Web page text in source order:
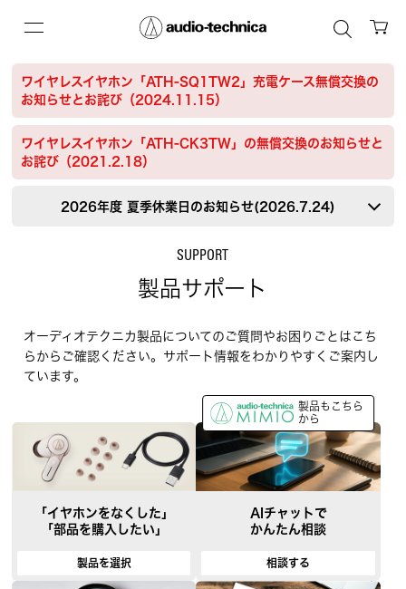
SUPPORT
製品サポート
ワイヤレスイヤホン「ATH-SQ1TW2」充電ケース無償交換の
お知らせとお詫び（2024.11.15）
ワイヤレスイヤホン「ATH-CK3TW」の無償交換のお知らせと
お詫び（2021.2.18）
2026年度 夏季休業日のお知らせ(2026.7.24)
オーディオテクニカ製品についてのご質問やお困りごとはこち
らからご確認ください。サポート情報をわかりやすくご案内し
ています。
「イヤホンをなくした」
「部品を購入したい」
製品を選択
製品もこちら
から
AIチャットで
かんたん相談
相談する